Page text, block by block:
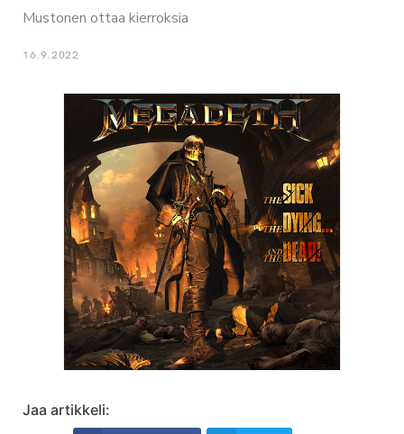
Mustonen ottaa kierroksia
16.9.2022
Jaa artikkeli: